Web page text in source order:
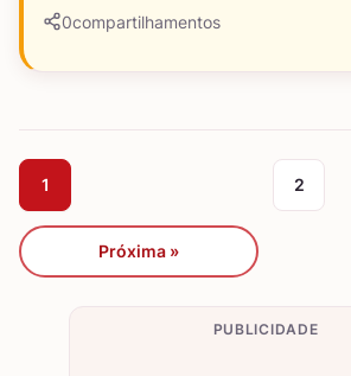
0compartilhamentos
1 2
Próxima »
PUBLICIDADE